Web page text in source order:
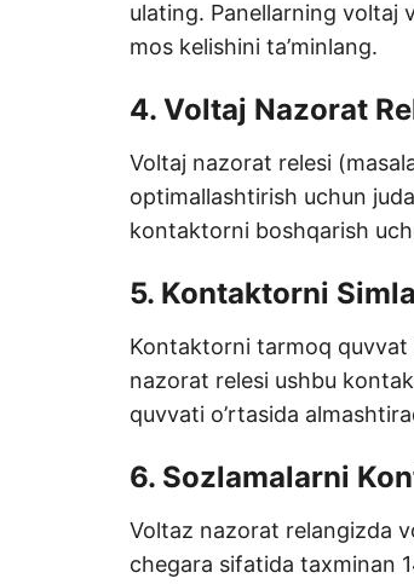
ulating. Panellarning voltaj
mos kelishini ta’minlang.
4. Voltaj Nazorat
Voltaj nazorat relesi
optimallashtirish uchun
kontaktorni boshqarish
5. Kontaktorni
Kontaktorni tarmoq quvvat
nazorat relesi ushbu
quvvati o’rtasida
6. Sozlamalarni
Voltaz nazorat relangizda
chegara sifatida taxminan